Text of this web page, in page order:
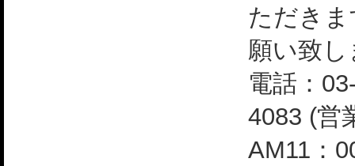
ただき
願い致
電話：
4083 (営
AM11：